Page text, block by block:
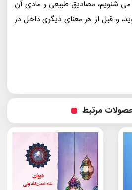
می شنویم، مصادیق طبیعی و مادی آن
و قبل از هر معنای دیگری داخل در
مرتبط